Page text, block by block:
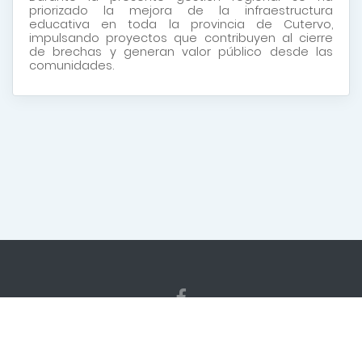
priorizado la mejora de la infraestructura
educativa en toda la provincia de Cutervo,
impulsando proyectos que contribuyen al cierre
de brechas y generan valor público desde las
comunidades.